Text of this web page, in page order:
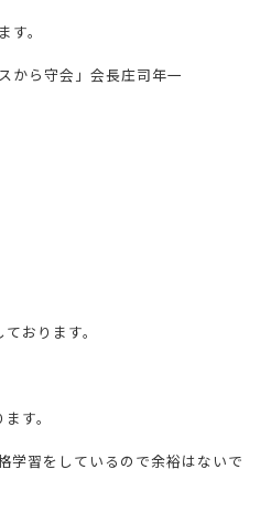
。
から守会」会長庄司年一
おります。
す。
学習をしているので余裕はないで